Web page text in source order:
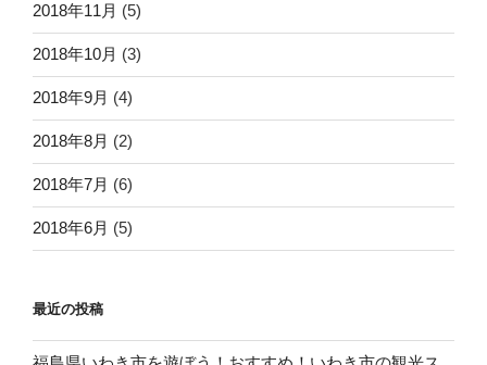
2018年11月 (5)
2018年10月 (3)
2018年9月 (4)
2018年8月 (2)
2018年7月 (6)
2018年6月 (5)
最近の投稿